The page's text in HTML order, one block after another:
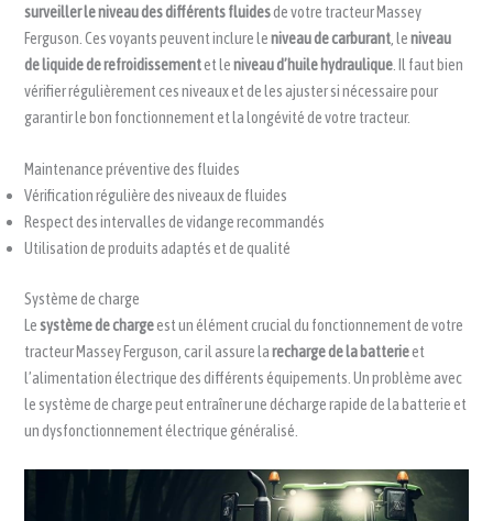
surveiller le niveau des différents fluidesde votre tracteur Massey
Ferguson. Ces voyants peuvent inclure leniveau de carburant , leniveau
de liquide de refroidissementet leniveau d’huile hydraulique . Il faut bien
vérifier régulièrement ces niveaux et de les ajuster si nécessaire pour
garantir le bon fonctionnement et la longévité de votre tracteur.
Maintenance préventive des fluides
Vérification régulière des niveaux de fluides
Respect des intervalles de vidange recommandés
Utilisation de produits adaptés et de qualité
Système de charge
Lesystème de chargeest un élément crucial du fonctionnement de votre
tracteur Massey Ferguson, car il assure larecharge de la batterieet
l’alimentation électrique des différents équipements. Un problème avec
le système de charge peut entraîner une décharge rapide de la batterie et
un dysfonctionnement électrique généralisé.